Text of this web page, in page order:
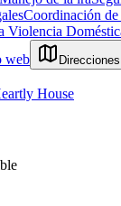
Coordinación de
Violencia
web Direcciones
House